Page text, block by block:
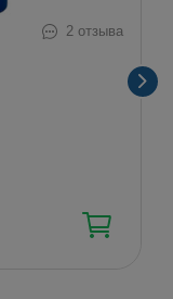
2 отзыва